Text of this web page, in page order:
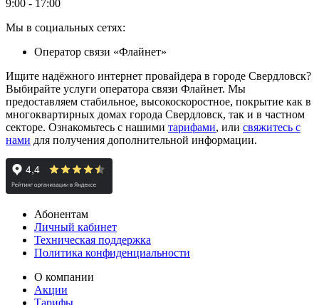
9:00 - 17:00
Мы в социальных сетях:
Оператор связи «Флайнет»
Ищите надёжного интернет провайдера в городе Свердловск?
Выбирайте услуги оператора связи Флайнет. Мы
предоставляем стабильное, высокоскоростное, покрытие как в
многоквартирных домах города Свердловск, так и в частном
секторе. Ознакомьтесь с нашими тарифами, или свяжитесь с
нами для получения дополнительной информации.
Абонентам
Личный кабинет
Техническая поддержка
Политика конфиденциальности
О компании
Акции